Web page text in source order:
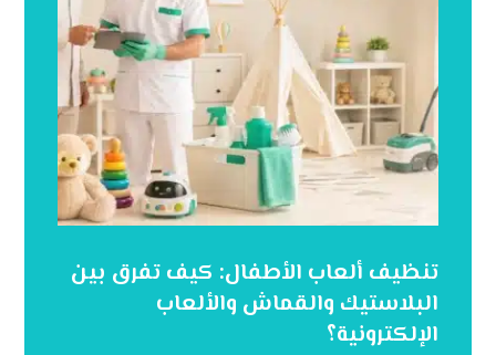
تنظيف ألعاب الأطفال: كيف تفرق بين
البلاستيك والقماش والألعاب
الإلكترونية؟